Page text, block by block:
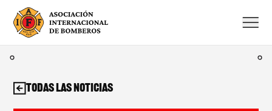
Saltar
contenido
Todas las noticias